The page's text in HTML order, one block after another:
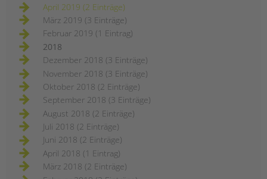
April 2019 (2 Einträge)
März 2019 (3 Einträge)
Februar 2019 (1 Eintrag)
2018
Dezember 2018 (3 Einträge)
November 2018 (3 Einträge)
Oktober 2018 (2 Einträge)
September 2018 (3 Einträge)
August 2018 (2 Einträge)
Juli 2018 (2 Einträge)
Juni 2018 (2 Einträge)
April 2018 (1 Eintrag)
März 2018 (2 Einträge)